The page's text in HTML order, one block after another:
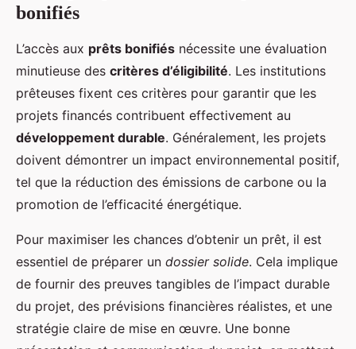
bonifiés
L’accès aux prêts bonifiés nécessite une évaluation
minutieuse des critères d’éligibilité. Les institutions
prêteuses fixent ces critères pour garantir que les
projets financés contribuent effectivement au
développement durable. Généralement, les projets
doivent démontrer un impact environnemental positif,
tel que la réduction des émissions de carbone ou la
promotion de l’efficacité énergétique.
Pour maximiser les chances d’obtenir un prêt, il est
essentiel de préparer un dossier solide. Cela implique
de fournir des preuves tangibles de l’impact durable
du projet, des prévisions financières réalistes, et une
stratégie claire de mise en œuvre. Une bonne